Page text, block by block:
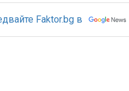
Faktor.bg в